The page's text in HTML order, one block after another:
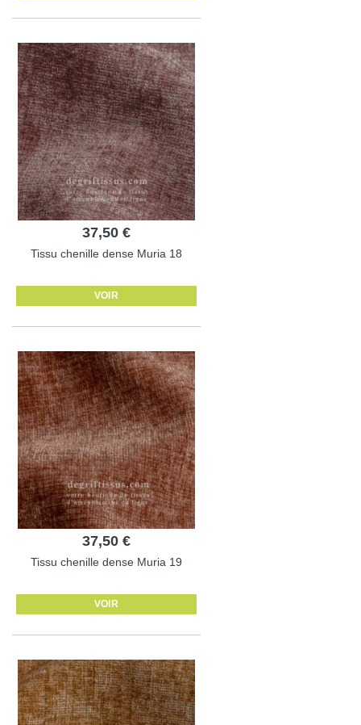
37,50 €
Tissu chenille dense Muria 18
VOIR
37,50 €
Tissu chenille dense Muria 19
VOIR